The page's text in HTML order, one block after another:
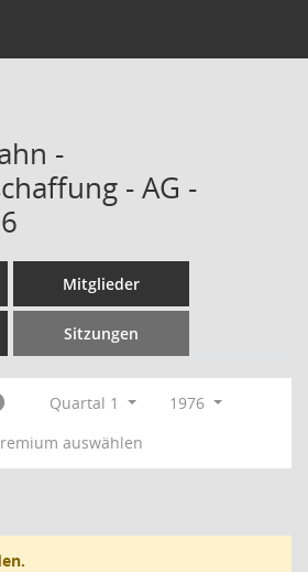
-
- AG -
Mitglieder
Sitzungen
Quartal 1
1976
auswählen